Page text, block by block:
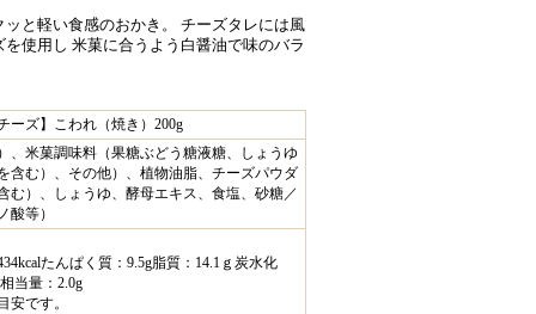
と軽い食感のおかき。 チーズタレには風
使用し 米菓に合うよう白醤油で味のバラ
ーズ】こわれ（焼き）200g
、米菓調味料（果糖ぶどう糖液糖、しょうゆ
含む）、その他）、植物油脂、チーズパウダ
む）、しょうゆ、酵母エキス、食塩、砂糖／
酸等）
たんぱく質：9.5g脂質：14.1ｇ炭水化
当量：2.0g
安です。